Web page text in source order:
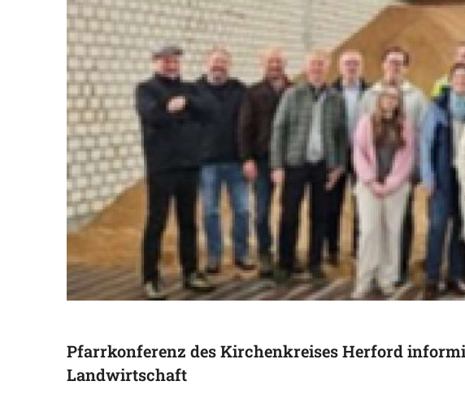
Pfarrkonferenz des Kirchenkreises Herford
Landwirtschaft